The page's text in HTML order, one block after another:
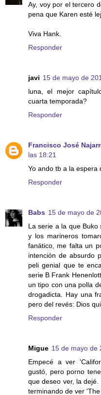
Ay, voy por el tercero
pena que Karen esté
Viva Hank.
Responder
javi 15 de mayo de
luna, el mejor
cuarta temporada?
Responder
Francisco José
las 18:21
Yo ando tb a la espera
Responder
Babs 15 de mayo de
La serie a la que
y los marineros
fanático, me falta un
intención de absurdo
peli genial que te
serie B Frank
un tipo con una polla
drogadicta. Hay una
pero del revés: Dios
Responder
Migue 15 de mayo de
Empecé a ver
gustó, pero porno
que deseo ver, la
terminando de ver